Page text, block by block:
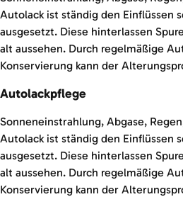
Autolack ist ständig den Einflüssen
ausgesetzt. Diese hinterlassen
alt aussehen. Durch regelmäßige
Konservierung kann der
Autolackpflege
Sonneneinstrahlung, Abgase,
Autolack ist ständig den Einflüssen
ausgesetzt. Diese hinterlassen
alt aussehen. Durch regelmäßige
Konservierung kann der